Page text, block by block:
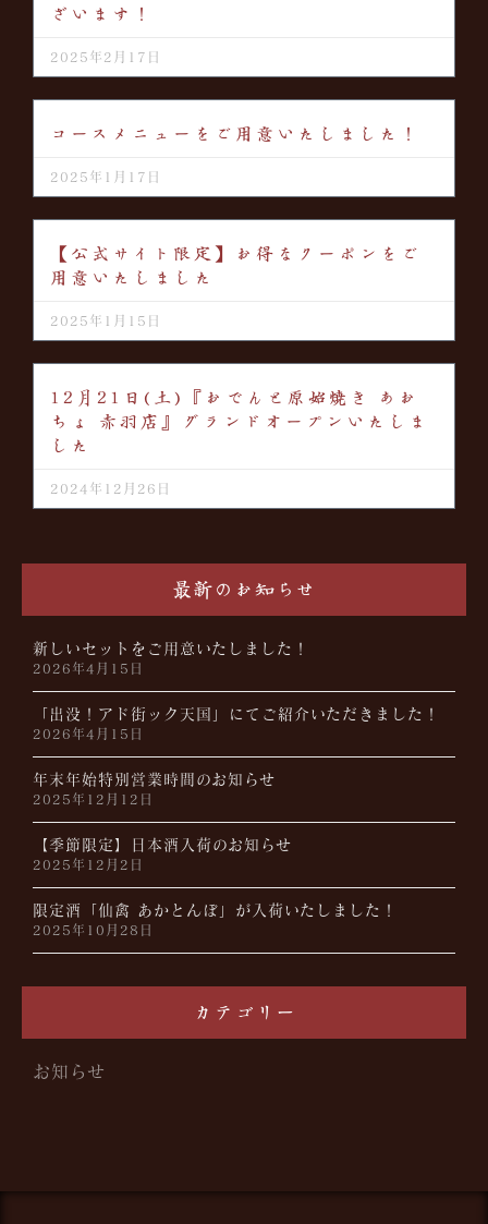
ざいます！
2025年2月17日
コースメニューをご用意いたしました！
2025年1月17日
【公式サイト限定】お得なクーポンをご
用意いたしました
2025年1月15日
12月21日(土)『おでんと原始焼き あお
ちょ 赤羽店』グランドオープンいたしま
した
2024年12月26日
最新のお知らせ
新しいセットをご用意いたしました！
2026年4月15日
「出没！アド街ック天国」にてご紹介いただきました！
2026年4月15日
年末年始特別営業時間のお知らせ
2025年12月12日
【季節限定】日本酒入荷のお知らせ
2025年12月2日
限定酒「仙禽 あかとんぼ」が入荷いたしました！
2025年10月28日
カテゴリー
お知らせ